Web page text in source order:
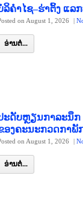
ລິຄຳໄຊ–ຮ່າຕິ້ງ ແລ
on August 1, 2026 |
ອ່ານຕໍ່...
ະດັບຫຼຽນກາລະນຶກ
ອງຄະນະກວດກາພັ
on August 1, 2026 |
ອ່ານຕໍ່...